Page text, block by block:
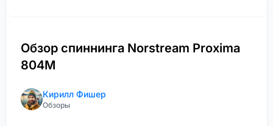
Обзор спиннинга Norstream Proxima
804M
Кирилл Фишер
Обзоры